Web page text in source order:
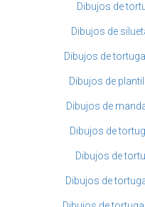
Dibujos de
Dibujos de
Dibujos de
Dibujos de
Dibujos de
Dibujos de
Dibujos de
Dibujos de